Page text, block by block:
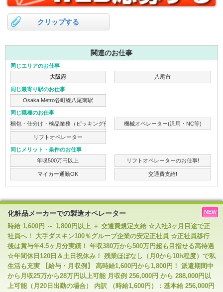
クリップする
関連のお仕事
同じエリアのお仕事
大阪府
八尾市
同じ最寄り駅のお仕事
Osaka Metro谷町線八尾南駅
同じ職種のお仕事
梱包・仕分け・検品業務（ピッキング作業）
機械オペレーター(汎用・NC等)
リフトオペレーター
同じメリット・条件のお仕事
年収500万円以上
リフトオペレーターのお仕事!
マイカー通勤OK 交通費支給!
NEW
化粧品メーカーでの製造オペレーター
時給 1,600円 ～ 1,800円以上 ＋ 交通費規定支給 ☆入社3ヶ月目途で正
社員へ！ 大手ダスキン100％グループ企業の安定正社員 ☆正社員移行
後は賞与年4.5ヶ月分実績！ 年収380万から500万円超も目指せる高待遇
☆年間休日120日＆土日祝休み！ 残業ほぼなし（月0から10h程度）で私
生活も充実 【給与・月収例】 高時給1,600円から1,800円！ 派遣期間中
から月収25万から28万円以上可能 月収例 256,000円 から 288,000円以
上可能（月20日出勤の場合） 内訳 （時給1,600円）：基本給 256,000円